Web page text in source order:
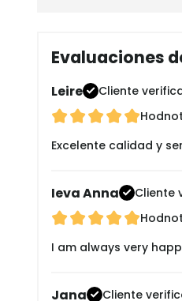
Evaluaciones
Leire
Cliente
Excelente calidad y
Ieva Anna
Cliente
I am always very
Jana
Cliente